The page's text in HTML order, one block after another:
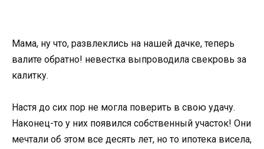
Мама, ну что, развлеклись на нашей дачке, теперь
валите обратно! невестка выпроводила свекровь за
калитку.
Настя до сих пор не могла поверить в свою удачу.
Наконец-то у них появился собственный участок! Они
мечтали об этом все десять лет, но то ипотека висела,